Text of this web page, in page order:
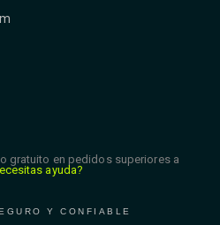
gratuito en pedidos superiores a
ayuda?
Y CONFIABLE